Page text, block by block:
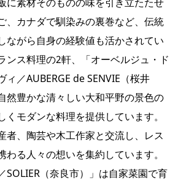
、カナダで馴染みの裏巻など、伝統
ながら自身の経験値も活かされてい
ンス料理の2軒、「オーベルジュ・ド
ィ／AUBERGE de SENVIE（桜井
然豊かな清々しい大和平野の景色の
くモダンな料理を提供しています。
者、陶芸や木工作家と交流し、レス
わる人々の想いを集約しています。
SOLIER（奈良市）」は自家菜園で育